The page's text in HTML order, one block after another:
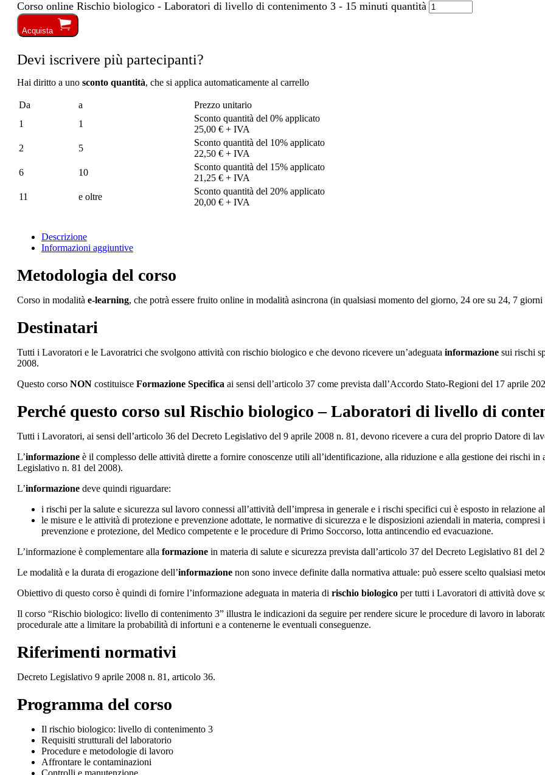
Corso online Rischio biologico - Laboratori di livello di contenimento 3 - 15 minuti quantità
Acquista
Devi iscrivere più partecipanti?
Hai diritto a uno sconto quantità, che si applica automaticamente al carrello
Da a
Prezzo unitario
1
1
Sconto quantità del 0% applicato
25,00 € + IVA
2
5
Sconto quantità del 10% applicato
22,50 € + IVA
6
10
Sconto quantità del 15% applicato
21,25 € + IVA
11
e oltre
Sconto quantità del 20% applicato
20,00 € + IVA
Descrizione
Informazioni aggiuntive
Metodologia del corso
Corso in modalità e-learning, che potrà essere fruito online in modalità asincrona (in qualsiasi momento del giorno, 24 ore su 24, 7 giorni
Destinatari
Tutti i Lavoratori e le Lavoratrici che svolgono attività con rischio biologico e che devono ricevere un’adeguata informazione sui rischi
2008.
Questo corso NON costituisce Formazione Specifica ai sensi dell’articolo 37 come prevista dall’Accordo Stato-Regioni del 17 aprile
Perché questo corso sul Rischio biologico – Laboratori di livello di
Tutti i Lavoratori, ai sensi dell’articolo 36 del Decreto Legislativo del 9 aprile 2008 n. 81, devono ricevere a cura del proprio Datore di
L’informazione è il complesso delle attività dirette a fornire conoscenze utili all’identificazione, alla riduzione e alla gestione dei rischi
Legislativo n. 81 del 2008).
L’informazione deve quindi riguardare:
i rischi per la salute e sicurezza sul lavoro connessi all’attività dell’impresa in generale e i rischi specifici cui è esposto in relazione
le misure e le attività di protezione e prevenzione adottate, le normative di sicurezza e le disposizioni aziendali in materia,
prevenzione e protezione, del Medico competente e le procedure di Primo Soccorso, lotta antincendio ed evacuazione.
L’informazione è complementare alla formazione in materia di salute e sicurezza prevista dall’articolo 37 del Decreto Legislativo 81
Le modalità e la durata di erogazione dell’informazione non sono invece definite dalla normativa attuale: può essere scelto qualsiasi
Obiettivo di questo corso è quindi di fornire l’informazione adeguata in materia di rischio biologico per tutti i Lavoratori di attività dove
Il corso “Rischio biologico: livello di contenimento 3” illustra le indicazioni da seguire per rendere sicure le procedure di lavoro in
procedurale atte a limitare la probabilità di infortuni e a contenerne le eventuali conseguenze.
Riferimenti normativi
Decreto Legislativo 9 aprile 2008 n. 81, articolo 36.
Programma del corso
Il rischio biologico: livello di contenimento 3
Requisiti strutturali del laboratorio
Procedure e metodologie di lavoro
Affrontare le contaminazioni
Controlli e manutenzione